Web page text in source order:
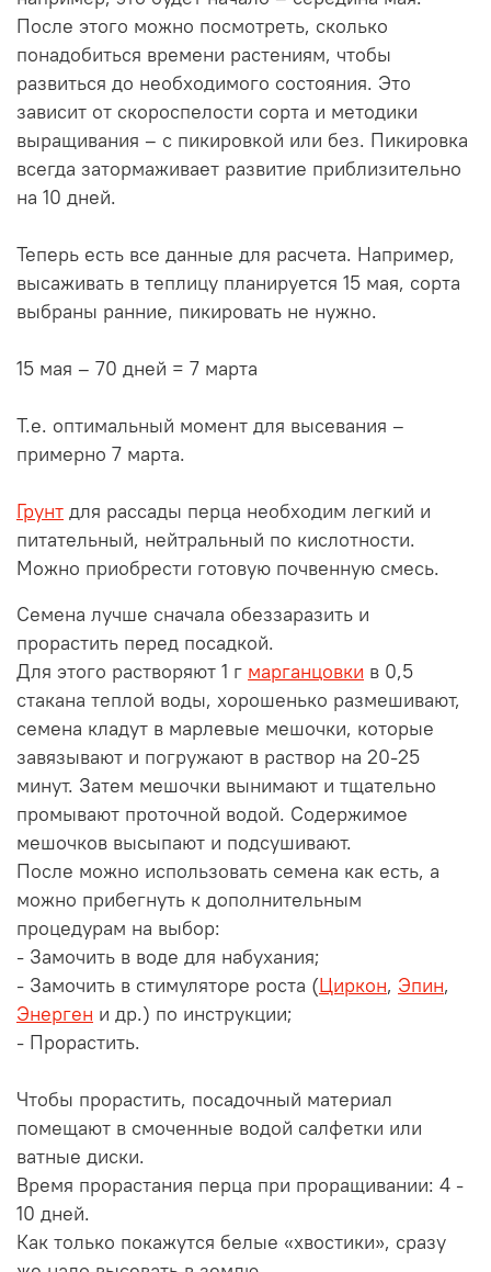
После этого можно посмотреть, сколько
понадобиться времени растениям, чтобы
развиться до необходимого состояния. Это
зависит от скороспелости сорта и методики
выращивания – с пикировкой или без. Пикировка
всегда затормаживает развитие приблизительно
на 10 дней.
Теперь есть все данные для расчета. Например,
высаживать в теплицу планируется 15 мая, сорта
выбраны ранние, пикировать не нужно.
15 мая – 70 дней = 7 марта
Т.е. оптимальный момент для высевания –
примерно 7 марта.
Грунт для рассады перца необходим легкий и
питательный, нейтральный по кислотности.
Можно приобрести готовую почвенную смесь.
Семена лучше сначала обеззаразить и
прорастить перед посадкой.
Для этого растворяют 1 г марганцовки в 0,5
стакана теплой воды, хорошенько размешивают,
семена кладут в марлевые мешочки, которые
завязывают и погружают в раствор на 20-25
минут. Затем мешочки вынимают и тщательно
промывают проточной водой. Содержимое
мешочков высыпают и подсушивают.
После можно использовать семена как есть, а
можно прибегнуть к дополнительным
процедурам на выбор:
- Замочить в воде для набухания;
- Замочить в стимуляторе роста (Циркон, Эпин,
Энерген и др.) по инструкции;
- Прорастить.
Чтобы прорастить, посадочный материал
помещают в смоченные водой салфетки или
ватные диски.
Время прорастания перца при проращивании: 4 -
10 дней.
Как только покажутся белые «хвостики», сразу